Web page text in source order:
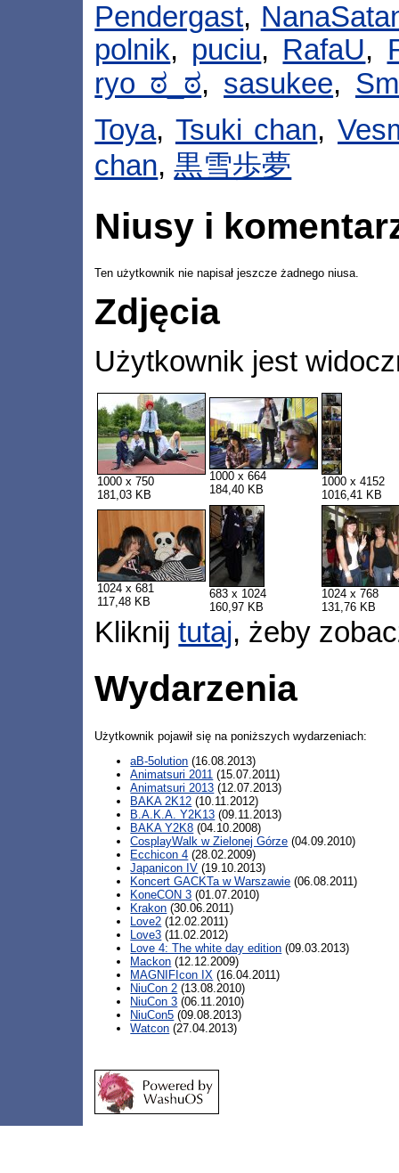
Pendergast,
polnik, puciu, RafaU,
ryo ಠ_ಠ, sasukee,
Toya, Tsuki chan,
chan,黒雪歩夢
Niusy i
Ten użytkownik nie napisał jeszcze żadnego niusa.
Zdjęcia
Użytkownik jest
1000 x 750
181,03 KB
1000 x 664
184,40 KB
1000 x 4152
1016,41 KB
1024 x 681
117,48 KB
683 x 1024
160,97 KB
1024 x 768
131,76 KB
Kliknijtutaj, żeby
Wydarzenia
Użytkownik pojawił się na poniższych wydarzeniach:
aB-5olution (16.08.2013)
Animatsuri 2011 (15.07.2011)
Animatsuri 2013 (12.07.2013)
BAKA 2K12 (10.11.2012)
B.A.K.A. Y2K13 (09.11.2013)
BAKA Y2K8 (04.10.2008)
CosplayWalk w Zielonej Górze (04.09.2010)
Ecchicon 4 (28.02.2009)
Japanicon IV (19.10.2013)
Koncert GACKTa w Warszawie (06.08.2011)
KoneCON 3 (01.07.2010)
Krakon (30.06.2011)
Love2 (12.02.2011)
Love3 (11.02.2012)
Love 4: The white day edition (09.03.2013)
Mackon (12.12.2009)
MAGNIFIcon IX (16.04.2011)
NiuCon 2 (13.08.2010)
NiuCon 3 (06.11.2010)
NiuCon5 (09.08.2013)
Watcon (27.04.2013)